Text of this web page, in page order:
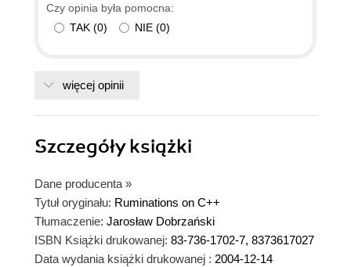
Czy opinia była pomocna:
TAK (0) NIE (0)
więcej opinii
Szczegółyksiążki
Dane producenta »
Tytuł oryginału: Ruminations on C++
Tłumaczenie: Jarosław Dobrzański
ISBN Książki drukowanej: 83-736-1702-7, 8373617027
Data wydania książki drukowanej : 2004-12-14